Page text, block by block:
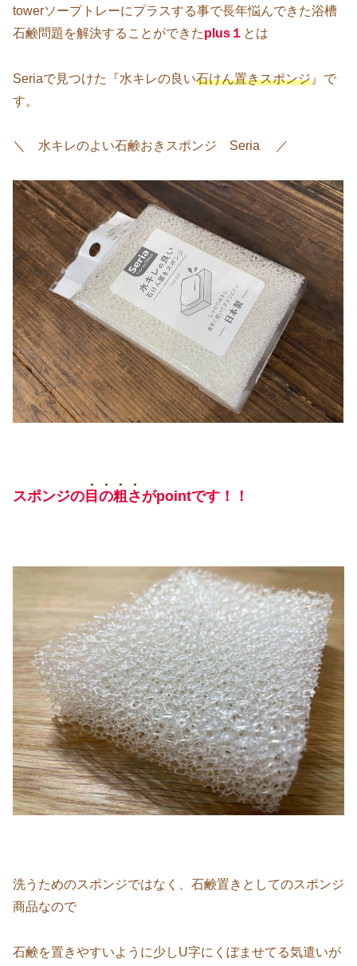
towerソープトレーにプラスする事で長年悩んできた浴槽
石鹸問題を解決することができたplus １ とは
Seriaで見つけた『水キレの良い石けん置きスポンジ 』で
す。
＼ 水キレのよい石鹸おきスポンジ Seria ／
スポンジの 目の粗さ
●●●●
がpointです！！
洗うためのスポンジではなく、石鹸置きとしてのスポンジ
商品なので
石鹸を置きやすいように少しU字にくぼませてる気遣いが